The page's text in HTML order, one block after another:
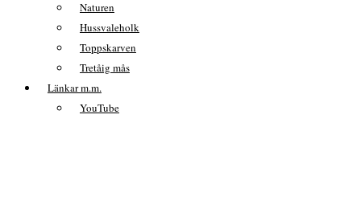
Naturen
Hussvaleholk
Toppskarven
Tretåig mås
Länkar m.m.
YouTube